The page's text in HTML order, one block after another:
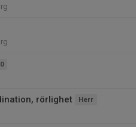
rörlighet Herr